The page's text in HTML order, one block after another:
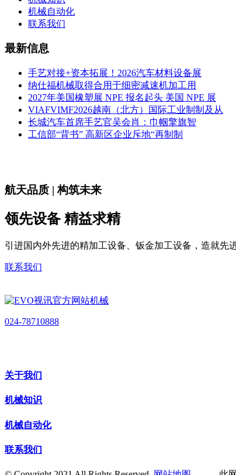
机械自动化
联系我们
最新信息
手艺对接+资本拓展！2026汽车材料设备展
纳仕福机械取得合用于细密减速机加工用
2027年美国橡塑展 NPE 报名起头 美国 NPE 展
VIAFVIMF2026越南（北方）国际工业制制及从
长城汽车首席手艺官吴会肖：巾帼擎旗智
工信部“背书” 高新区企业斥地“再制制
航天品质 | 构筑未来
领先设备 精益求精
引进国内外先进的精加工设备、钣金加工设备，造就先
联系我们
024-78710888
关于我们
机械知识
机械自动化
联系我们